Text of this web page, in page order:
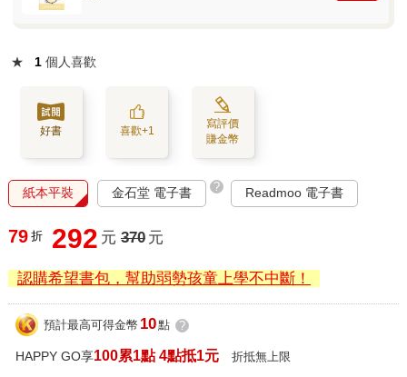
★ 1 個人喜歡
好書 喜歡+1
寫評價
賺金幣
紙本平裝 金石堂 電子書 ? Readmoo 電子書
79 折 292 元 370 元
認購希望書包，幫助弱勢孩童上學不中斷！
預計最高可得金幣 10點 ?
HAPPY GO享100累1點 4點抵1元 折抵無上限